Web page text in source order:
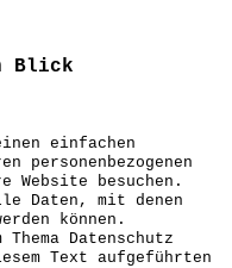
Blick
einfachen
personenbezogenen
Website besuchen.
Daten, mit denen
können.
Datenschutz
Text aufgeführten